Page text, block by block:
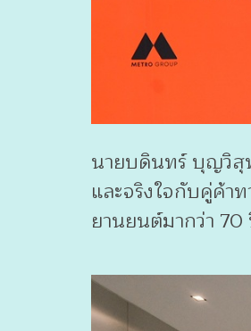
นายบดินทร์ บุญวิสุ
และจริงใจกับคู่ค้า
ยานยนต์มากว่า